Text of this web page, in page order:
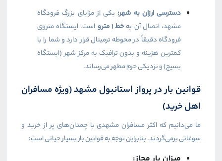
دسترسی ارزان به شهر: یکی از مزایای بزرگ فرودگاه
مشهد، اتصال آن به خط۱مترو است. ایستگاه متروی
فرودگاه دقیقاً در محوطه ترمینال قرار دارد و شما را با
کمترین هزینه و بدون ترافیک به مرکز شهر (ایستگاه
بسیج) و نزدیکی حرم مطهر می‌رساند.
قوانین بار در پرواز استانبول مشهد (ویژه مسافران
اهل خرید)
ما می‌دانیم که اکثر مسافران مشهدی با چمدان‌های پر از خرید و
سوغاتی برمی‌گردند. بنابراین توجه به قوانین بار بسیار حیاتی است: